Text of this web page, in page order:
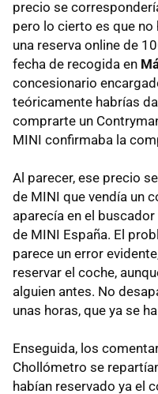
precio se
pero lo cierto es que
una reserva online de
fecha de recogida en
concesionario
teóricamente habrías
comprarte un
MINI confirmaba la
Al parecer, ese precio
de MINI que vendía un
aparecía en el
de MINI España. El
parece un error
reservar el coche,
alguien antes. No
unas horas, que ya se
Enseguida, los
Chollómetro se
habían reservado ya el